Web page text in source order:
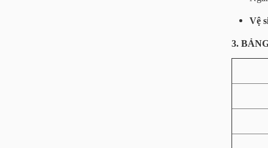
Vệ
3.